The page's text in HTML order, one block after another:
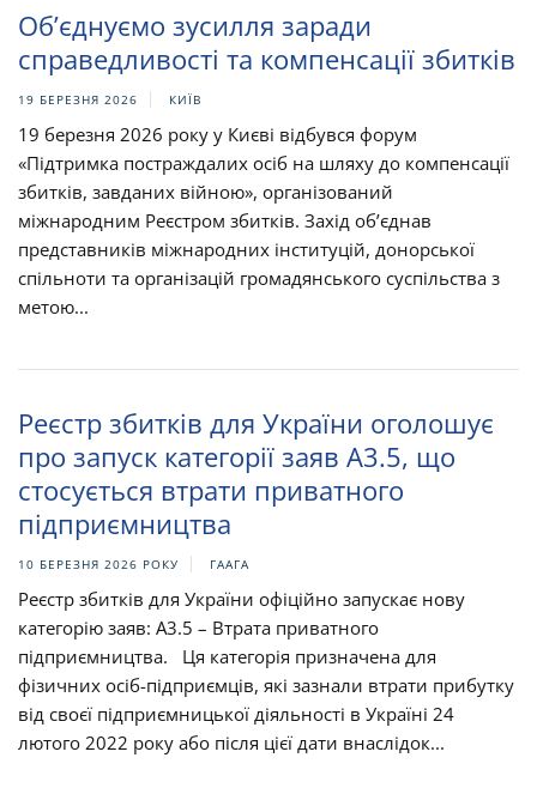
Об’єднуємо зусилля заради
справедливості та компенсації збитків
19 БЕРЕЗНЯ 2026 КИЇВ
19 березня 2026 року у Києві відбувся форум
«Підтримка постраждалих осіб на шляху до компенсації
збитків, завданих війною», організований
міжнародним Реєстром збитків. Захід об’єднав
представників міжнародних інституцій, донорської
спільноти та організацій громадянського суспільства з
метою...
Реєстр збитків для України оголошує
про запуск категорії заяв A3.5, що
стосується втрати приватного
підприємництва
10 БЕРЕЗНЯ 2026 РОКУ ГААГА
Реєстр збитків для України офіційно запускає нову
категорію заяв: A3.5 – Втрата приватного
підприємництва. Ця категорія призначена для
фізичних осіб-підприємців, які зазнали втрати прибутку
від своєї підприємницької діяльності в Україні 24
лютого 2022 року або після цієї дати внаслідок...